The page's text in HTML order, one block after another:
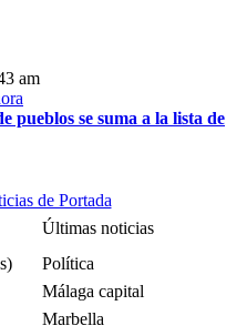
am
pueblos se suma a la lista de
de Portada
Últimas noticias
Política
Málaga capital
Marbella